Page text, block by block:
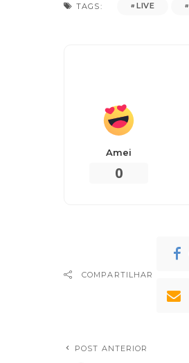
TAGS: LIVE
Amei
0
COMPARTILHAR
POST ANTERIOR